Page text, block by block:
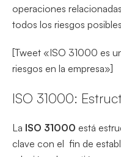
operaciones
todos los riesgos
[Tweet «ISO 31000 es
riesgos en la empresa»]
ISO 31000:
La ISO 31000 está
clave con el fin de